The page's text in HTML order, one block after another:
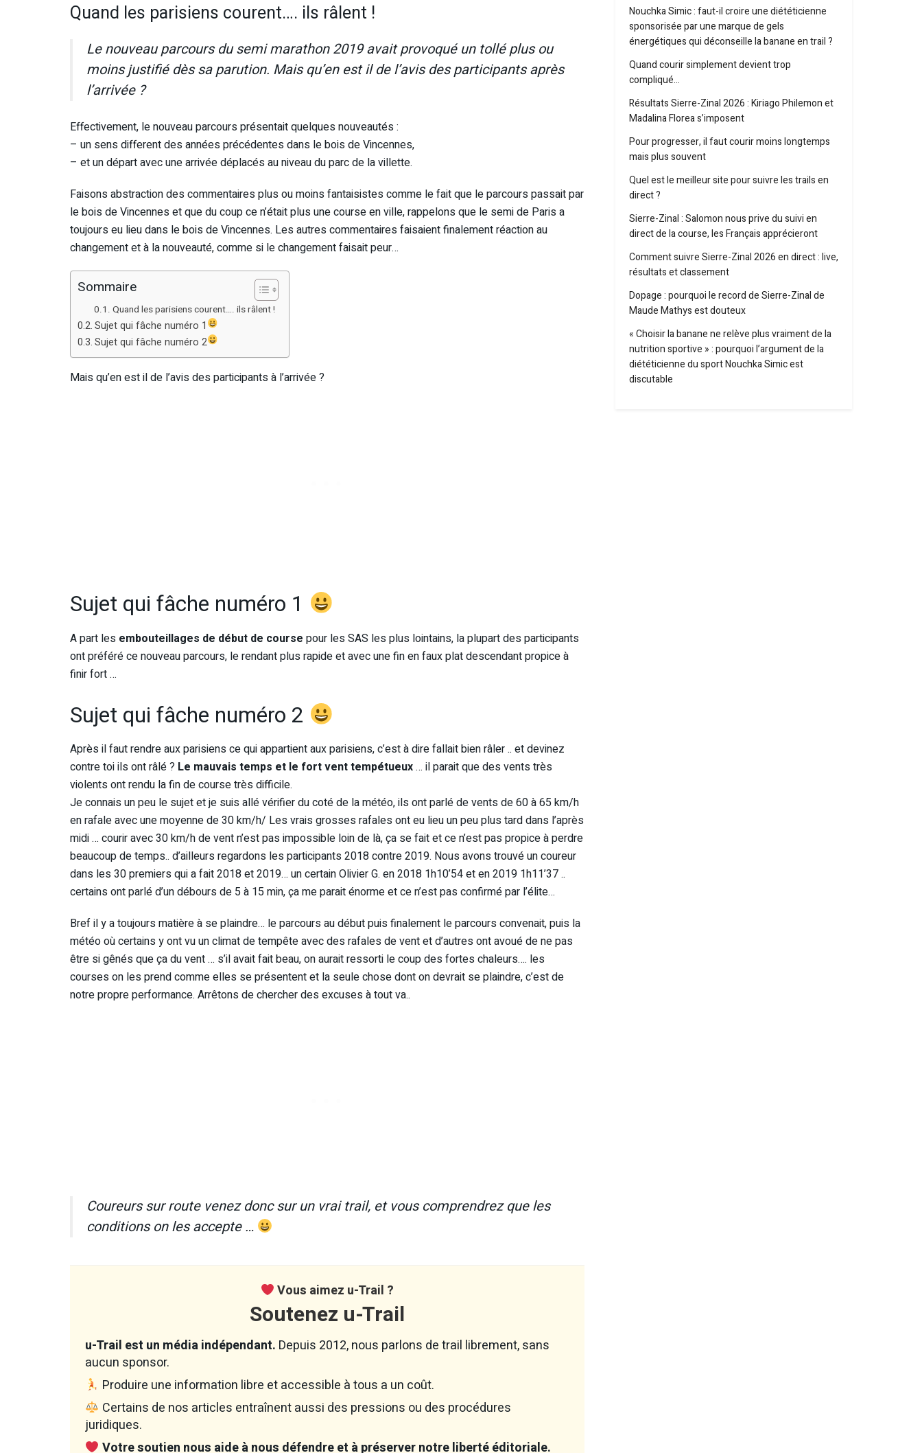
Quand les parisiens courent…. ils râlent !
Le nouveau parcours du semi marathon 2019 avait provoqué un tollé plus ou
moins justifié dès sa parution. Mais qu’en est il de l’avis des participants après
l’arrivée ?
Effectivement, le nouveau parcours présentait quelques nouveautés :
– un sens different des années précédentes dans le bois de Vincennes,
– et un départ avec une arrivée déplacés au niveau du parc de la villette.
Faisons abstraction des commentaires plus ou moins fantaisistes comme le fait que le parcours passait par
le bois de Vincennes et que du coup ce n’était plus une course en ville, rappelons que le semi de Paris a
toujours eu lieu dans le bois de Vincennes. Les autres commentaires faisaient finalement réaction au
changement et à la nouveauté, comme si le changement faisait peur…
Sommaire
Quand les parisiens courent…. ils râlent !
Sujet qui fâche numéro 1
Sujet qui fâche numéro 2
Mais qu’en est il de l’avis des participants à l’arrivée ?
Sujet qui fâche numéro 1
A part les embouteillages de début de course pour les SAS les plus lointains, la plupart des participants
ont préféré ce nouveau parcours, le rendant plus rapide et avec une fin en faux plat descendant propice à
finir fort …
Sujet qui fâche numéro 2
Après il faut rendre aux parisiens ce qui appartient aux parisiens, c’est à dire fallait bien râler .. et devinez
contre toi ils ont râlé ? Le mauvais temps et le fort vent tempétueux… il parait que des vents très
violents ont rendu la fin de course très difficile.
Je connais un peu le sujet et je suis allé vérifier du coté de la météo, ils ont parlé de vents de 60 à 65 km/h
en rafale avec une moyenne de 30 km/h/ Les vrais grosses rafales ont eu lieu un peu plus tard dans l’après
midi … courir avec 30 km/h de vent n’est pas impossible loin de là, ça se fait et ce n’est pas propice à perdre
beaucoup de temps.. d’ailleurs regardons les participants 2018 contre 2019. Nous avons trouvé un coureur
dans les 30 premiers qui a fait 2018 et 2019… un certain Olivier G. en 2018 1h10’54 et en 2019 1h11’37 ..
certains ont parlé d’un débours de 5 à 15 min, ça me parait énorme et ce n’est pas confirmé par l’élite…
Bref il y a toujours matière à se plaindre… le parcours au début puis finalement le parcours convenait, puis la
météo où certains y ont vu un climat de tempête avec des rafales de vent et d’autres ont avoué de ne pas
être si gênés que ça du vent … s’il avait fait beau, on aurait ressorti le coup des fortes chaleurs…. les
courses on les prend comme elles se présentent et la seule chose dont on devrait se plaindre, c’est de
notre propre performance. Arrêtons de chercher des excuses à tout va..
Coureurs sur route venez donc sur un vrai trail, et vous comprendrez que les
conditions on les accepte …
Vous aimez u-Trail ?
Soutenez u-Trail
u-Trail est un média indépendant. Depuis 2012, nous parlons de trail librement, sans
aucun sponsor.
Produire une information libre et accessible à tous a un coût.
Certains de nos articles entraînent aussi des pressions ou des procédures
juridiques.
Votre soutien nous aide à nous défendre et à préserver notre liberté éditoriale.
Nouchka Simic : faut-il croire une diététicienne
sponsorisée par une marque de gels
énergétiques qui déconseille la banane en trail ?
Quand courir simplement devient trop
compliqué…
Résultats Sierre-Zinal 2026 : Kiriago Philemon et
Madalina Florea s’imposent
Pour progresser, il faut courir moins longtemps
mais plus souvent
Quel est le meilleur site pour suivre les trails en
direct ?
Sierre-Zinal : Salomon nous prive du suivi en
direct de la course, les Français apprécieront
Comment suivre Sierre-Zinal 2026 en direct : live,
résultats et classement
Dopage : pourquoi le record de Sierre-Zinal de
Maude Mathys est douteux
« Choisir la banane ne relève plus vraiment de la
nutrition sportive » : pourquoi l’argument de la
diététicienne du sport Nouchka Simic est
discutable